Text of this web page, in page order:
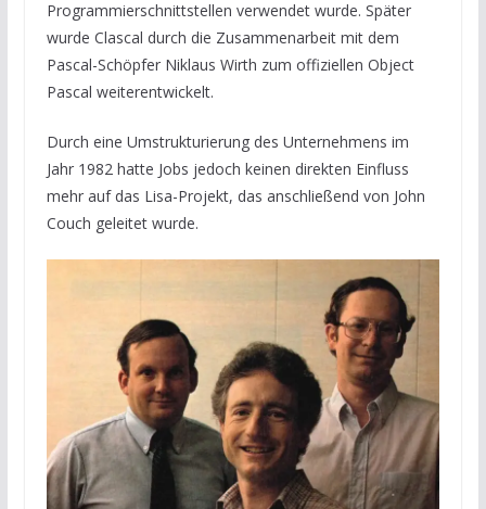
Programmierschnittstellen verwendet wurde. Später
wurde Clascal durch die Zusammenarbeit mit dem
Pascal-Schöpfer Niklaus Wirth zum offiziellen Object
Pascal weiterentwickelt.
Durch eine Umstrukturierung des Unternehmens im
Jahr 1982 hatte Jobs jedoch keinen direkten Einfluss
mehr auf das Lisa-Projekt, das anschließend von John
Couch geleitet wurde.